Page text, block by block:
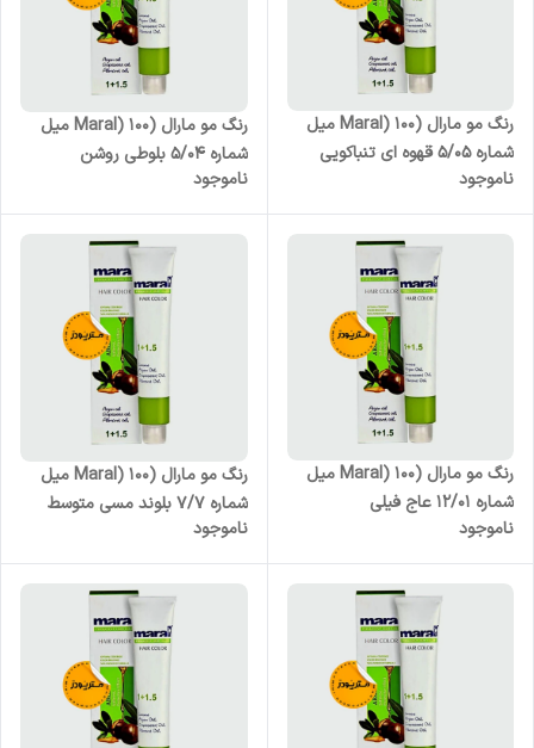
رنگ مو مارال (Maral) 100 میل
شماره 5/05 قهوه ای تنباکویی
روشن
ناموجود
رنگ مو مارال (Maral) 100 میل
شماره 5/04 بلوطی روشن
ناموجود
رنگ مو مارال (Maral) 100 میل
شماره 12/01 عاج فیلی
ناموجود
رنگ مو مارال (Maral) 100 میل
شماره 7/7 بلوند مسی متوسط
ناموجود